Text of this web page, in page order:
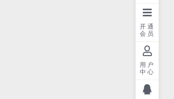
开通
会员
用户
中心